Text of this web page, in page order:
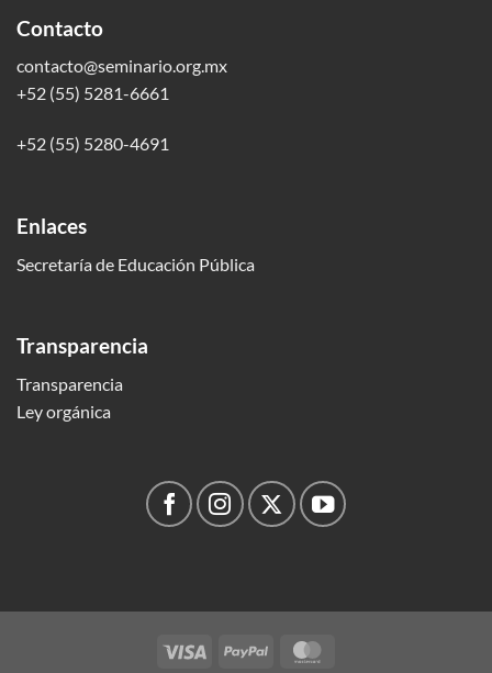
Contacto
contacto@seminario.org.mx
+52 (55) 5281-6661
+52 (55) 5280-4691
Enlaces
Secretaría de Educación Pública
Transparencia
Transparencia
Ley orgánica